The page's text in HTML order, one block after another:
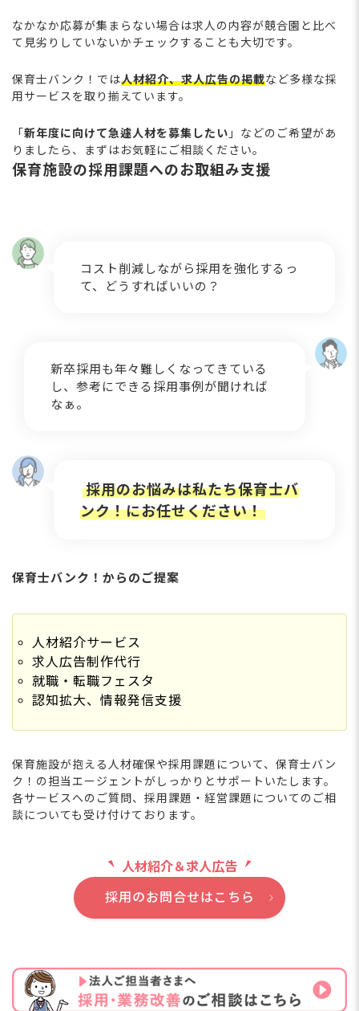
なかなか応募が集まらない場合は求人の内容が競合園と比べ
て見劣りしていないかチェックすることも大切です。
保育士バンク！では人材紹介、求人広告の掲載など多様な採
用サービスを取り揃えています。
「 新年度に向けて急遽人材を募集したい 」などのご希望があ
りましたら、まずはお気軽にご相談ください。
保育施設の採用課題へのお取組み支援
コスト削減しながら採用を強化するっ
て、どうすればいいの？
新卒採用も年々難しくなってきている
し、参考にできる採用事例が聞ければ
なぁ。
採用のお悩みは私たち保育士バ
ンク！にお任せください！
保育士バンク！からのご提案
人材紹介サービス
求人広告制作代行
就職・転職フェスタ
認知拡大、情報発信支援
保育施設が抱える人材確保や採用課題について、保育士バン
ク！の担当エージェントがしっかりとサポートいたします。
各サービスへのご質問、採用課題・経営課題についてのご相
談についても受け付けております。
人材紹介＆求人広告
採用のお問合せはこちら